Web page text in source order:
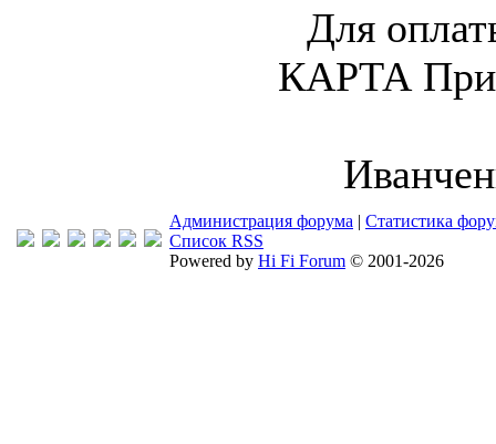
Для
КАРТА
Администрация форума | Статистика
Список RSS
Powered by Hi Fi Forum © 2001-2026